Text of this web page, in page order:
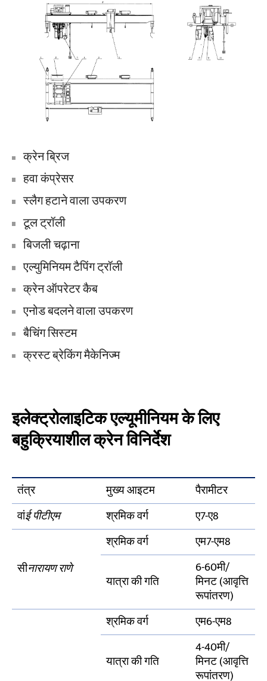
क्रेन ब्रिज
हवा कंप्रेसर
स्लैग हटाने वाला उपकरण
टूल ट्रॉली
बिजली चढ़ाना
एल्युमिनियम टैपिंग ट्रॉली
क्रेन ऑपरेटर कैब
एनोड बदलने वाला उपकरण
बैचिंग सिस्टम
क्रस्ट ब्रेकिंग मैकेनिज्म
इलेक्ट्रोलाइटिक एल्यूमीनियम के लिए
बहुक्रियाशील क्रेन विनिर्देश
तंत्र मुख्य आइटम
पैरामीटर
वांई पीटीएम श्रमिक वर्ग ए7-ए8
सीनारायण राणे
श्रमिक वर्ग एम7-एम8
यात्रा की गति
6-60मी/
मिनट (आवृत्ति
रूपांतरण)
श्रमिक वर्ग
एम6-एम8
यात्रा की गति
4-40मी/
मिनट (आवृत्ति
रूपांतरण)